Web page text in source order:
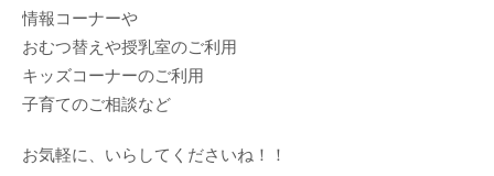
情報コーナーや
おむつ替えや授乳室のご利用
キッズコーナーのご利用
子育てのご相談など
お気軽に、いらしてくださいね！！